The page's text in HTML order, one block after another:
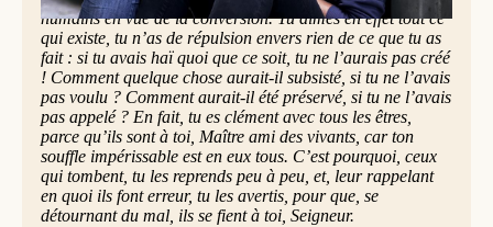
humains en vue de la conversion. Tu aimes en effet tout ce
qui existe, tu n’as de répulsion envers rien de ce que tu as
fait : si tu avais haï quoi que ce soit, tu ne l’aurais pas créé
! Comment quelque chose aurait-il subsisté, si tu ne l’avais
pas voulu ? Comment aurait-il été préservé, si tu ne l’avais
pas appelé ? En fait, tu es clément avec tous les êtres,
parce qu’ils sont à toi, Maître ami des vivants, car ton
souffle impérissable est en eux tous. C’est pourquoi, ceux
qui tombent, tu les reprends peu à peu, et, leur rappelant
en quoi ils font erreur, tu les avertis, pour que, se
détournant du mal, ils se fient à toi, Seigneur.